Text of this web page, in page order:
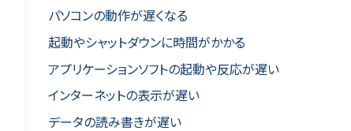
パソコンの動作が遅くなる
起動やシャットダウンに時間がかかる
アプリケーションソフトの起動や反応が遅い
インターネットの表示が遅い
データの読み書きが遅い